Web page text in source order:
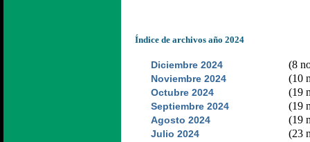
Índice de archivos año 2024
Diciembre 2024 (8
Noviembre 2024 (10
Octubre 2024 (19
Septiembre 2024 (19
Agosto 2024 (19
Julio 2024 (23